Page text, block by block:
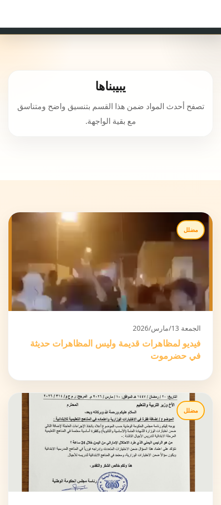
يبيبناها
تصفح أحدث المواد ضمن هذا القسم بتنسيق واضح ومتناسق
مع بقية الواجهة.
مضلل
الجمعة 13/مارس/2026
فيديو لمظاهرات قديمة وليس المظاهرات حديثة
في حضرموت
مضلل